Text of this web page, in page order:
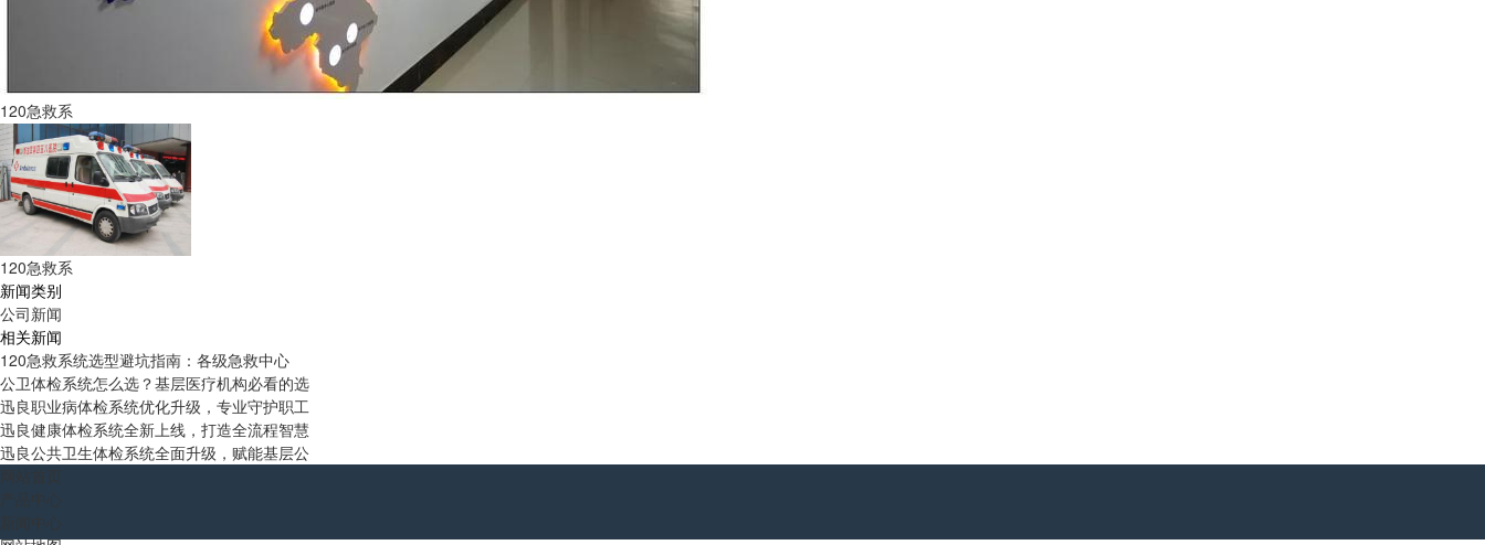
120急救系
120急救系
新闻类别
公司新闻
相关新闻
120急救系统选型避坑指南：各级急救中心
公卫体检系统怎么选？基层医疗机构必看的选
迅良职业病体检系统优化升级，专业守护职工
迅良健康体检系统全新上线，打造全流程智慧
迅良公共卫生体检系统全面升级，赋能基层公